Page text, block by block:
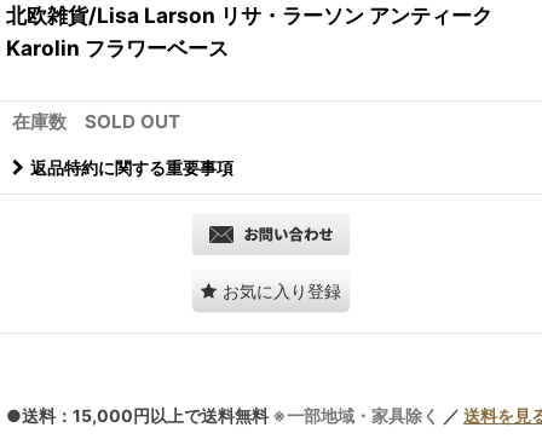
北欧雑貨/Lisa Larson リサ・ラーソン アンティーク
Karolin フラワーベース
在庫数 SOLD OUT
返品特約に関する重要事項
お気に入り登録
●送料：15,000円以上で送料無料 ※一部地域・家具除く ／ 送料を見